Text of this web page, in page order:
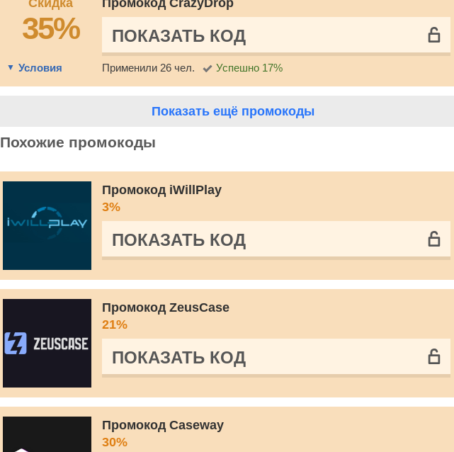
35% ПОКАЗАТЬ КОД
Условия Применили 26 чел. Успешно 17%
Показать ещё промокоды
Похожие промокоды
Промокод iWillPlay
3%
ПОКАЗАТЬ КОД
Промокод ZeusCase
21%
ПОКАЗАТЬ КОД
Промокод Caseway
30%